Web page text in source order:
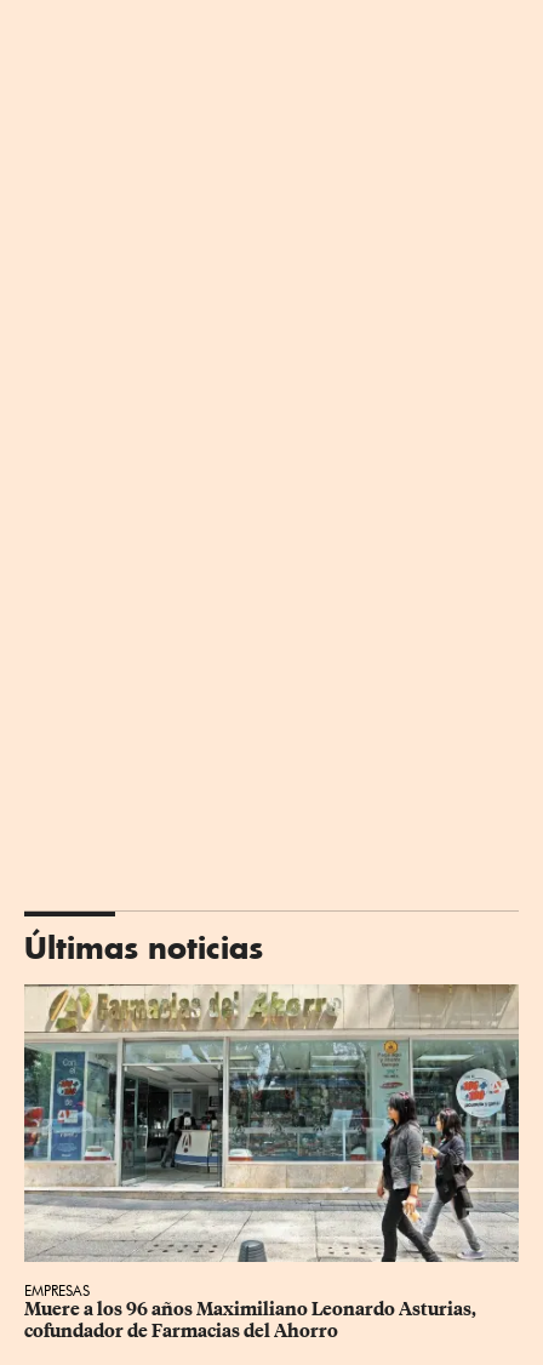
Últimas noticias
EMPRESAS
Muere a los 96 años Maximiliano Leonardo Asturias,
cofundador de Farmacias del Ahorro